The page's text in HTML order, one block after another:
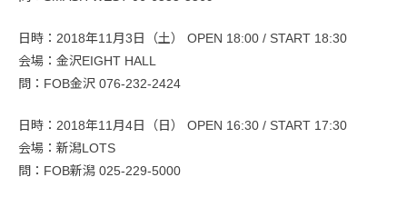
日時：2018年11月3日（土） OPEN 18:00 / START 18:30
会場：金沢EIGHT HALL
問：FOB金沢 076-232-2424
日時：2018年11月4日（日） OPEN 16:30 / START 17:30
会場：新潟LOTS
問：FOB新潟 025-229-5000